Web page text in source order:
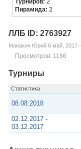
Турниров:2
Пирамида:2
ЛЛБ ID: 2763927
Манакин Юрий 6 май, 2017
Просмотров: 1186
Турниры
Статистика
08.08.2018
02.12.2017 -
03.12.2017